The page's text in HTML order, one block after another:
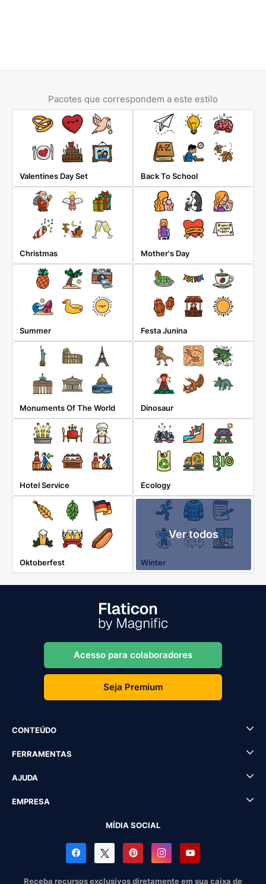
Pacotes que correspondem a este estilo
Valentines Day Set Back To School
Christmas Mother's Day
Summer Festa Junina
Monuments Of The World Dinosaur
Hotel Service Ecology
Oktoberfest
Ver todos
Winter
Acesso para colaboradores
Seja Premium
CONTEÚDO
FERRAMENTAS
AJUDA
EMPRESA
MÍDIA SOCIAL
Receba recursos exclusivos diretamente em sua caixa de